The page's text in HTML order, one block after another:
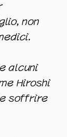
non
alcuni
Hiroshi
soffrire